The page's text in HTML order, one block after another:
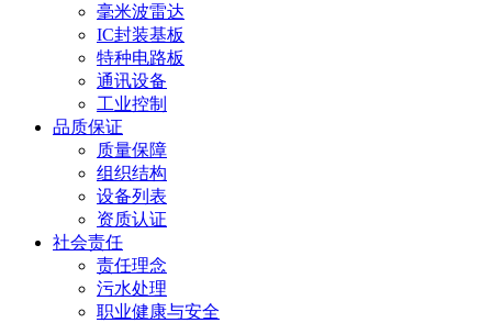
毫米波雷达
IC封装基板
特种电路板
通讯设备
工业控制
品质保证
质量保障
组织结构
设备列表
资质认证
社会责任
责任理念
污水处理
职业健康与安全